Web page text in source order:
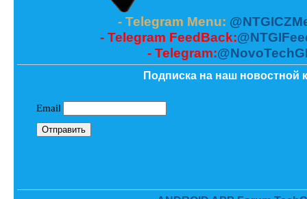
- Telegram Menu:
- Telegram FeedBack:
- Telegram:
Подписка на наш новостной